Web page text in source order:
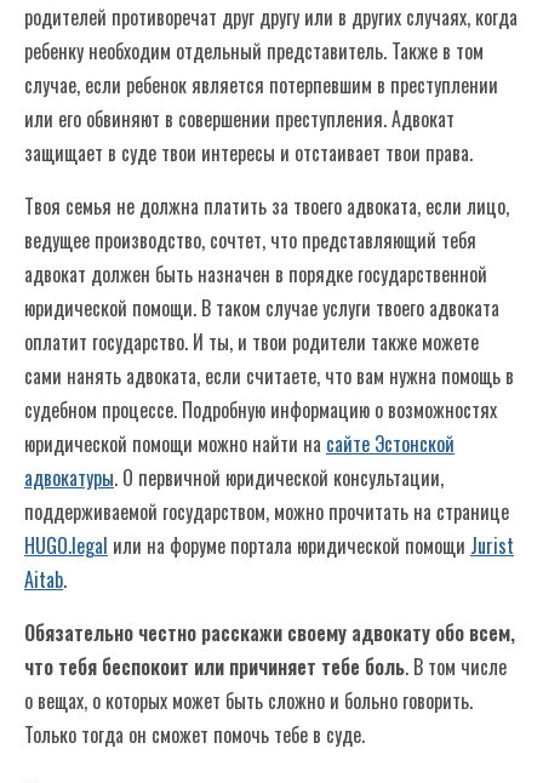
родителей противоречат друг другу или в других случаях, когда
ребенку необходим отдельный представитель. Также в том
случае, если ребенок является потерпевшим в преступлении
или его обвиняют в совершении преступления. Адвокат
защищает в суде твои интересы и отстаивает твои права.
Твоя семья не должна платить за твоего адвоката, если лицо,
ведущее производство, сочтет, что представляющий тебя
адвокат должен быть назначен в порядке государственной
юридической помощи. В таком случае услуги твоего адвоката
оплатит государство. И ты, и твои родители также можете
сами нанять адвоката, если считаете, что вам нужна помощь в
судебном процессе. Подробную информацию о возможностях
юридической помощи можно найти на сайте Эстонской
адвокатуры. О первичной юридической консультации,
поддерживаемой государством, можно прочитать на странице
HUGO.legal или на форуме портала юридической помощи Jurist
Aitab.
Обязательно честно расскажи своему адвокату обо всем,
что тебя беспокоит или причиняет тебе боль. В том числе
о вещах, о которых может быть сложно и больно говорить.
Только тогда он сможет помочь тебе в суде.